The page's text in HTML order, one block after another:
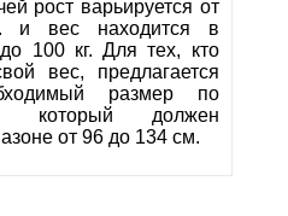
рост варьируется от
вес находится в
100 кг. Для тех, кто
вес, предлагается
размер по
который должен
от 96 до 134 см.